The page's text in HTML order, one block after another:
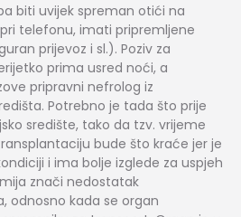
biti uvijek spreman otići na
telefonu, imati pripremljene
prijevoz i sl.). Poziv za
prima usred noći, a
pripravni nefrolog iz
Potrebno je tada što prije
središte, tako da tzv. vrijeme
bude što kraće jer je
i ima bolje izglede za uspjeh
znači nedostatak
odnosno kada se organ